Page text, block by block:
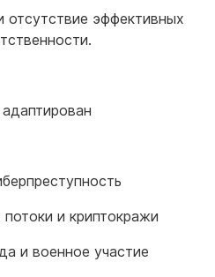
отсутствие эффективных
и криптокражи
и военное участие